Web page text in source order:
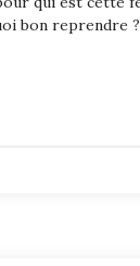
bon reprendre